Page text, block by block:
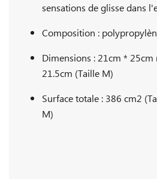
sensations de glisse dans
Composition :
Dimensions : 21cm * 25cm
21.5cm (Taille M)
Surface totale : 386 cm2
M)